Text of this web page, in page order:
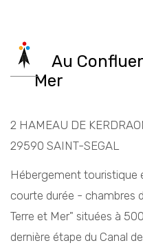
Au
Mer
2 HAMEAU DE
29590 SAINT-SEGAL
Hébergement touristique
courte durée - chambres
Terre et Mer" situées à
dernière étape du Canal